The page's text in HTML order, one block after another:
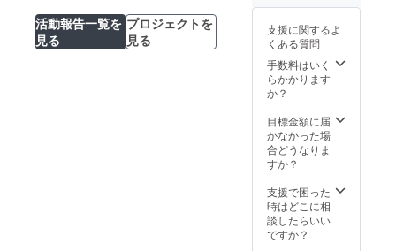
活動報告一覧を
見る
プロジェクトを
見る
権利は
The
AMOが
所有し
ている
ため、
他で共
有する
ことは
い。 映
像を見
るため
にイン
に触れ
て気に
ならな
いよう
に、と
いうバ
タード
のタグ
の付け
得てい
ます。
◯素材
混率に
イズに
ついて
S/Mサイ
ズ：着
丈
50.5cm
、肩幅
32.6cm
、袖丈
ズ：着
丈
52.5cm
、身幅
しま
考欄に
て、表
記希望
の会社
記載を
お願い
しま
側動画
とお礼
の動画
は合わ
たお礼
画、"Gi
selle"の
パ
フォー
ンク、
普段誰
にも見
い踊り
を作る
までの
構成メ
支援に関するよ
くある質問
手数料はいく
らかかります
か？
目標金額に届
かなかった場
合どうなりま
すか？
支援で困った
時はどこに相
談したらいい
ですか？